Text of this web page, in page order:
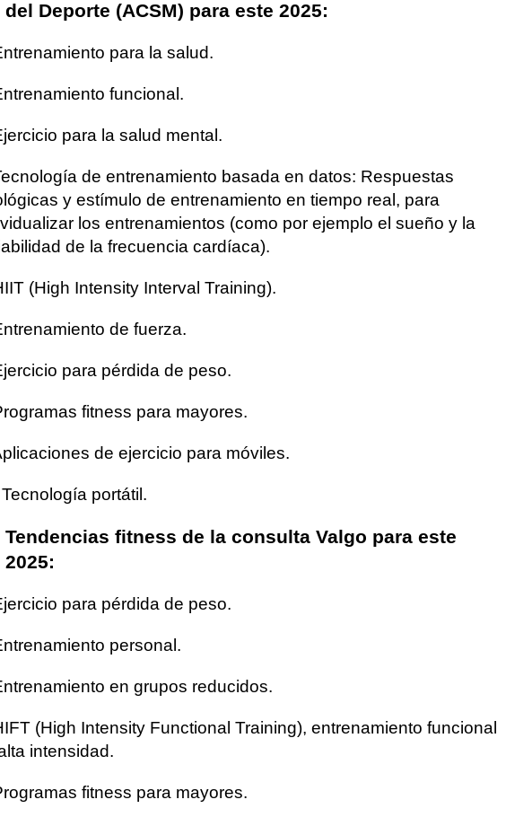
del Deporte (ACSM) para este 2025:
para la salud.
funcional.
para la salud mental.
de entrenamiento basada en datos: Respuestas
y estímulo de entrenamiento en tiempo real, para
los entrenamientos (como por ejemplo el sueño y la
de la frecuencia cardíaca).
(High Intensity Interval Training).
de fuerza.
para pérdida de peso.
fitness para mayores.
de ejercicio para móviles.
portátil.
Tendencias fitness de la consulta Valgo para este
2025:
para pérdida de peso.
personal.
en grupos reducidos.
(High Intensity Functional Training), entrenamiento funcional
intensidad.
fitness para mayores.